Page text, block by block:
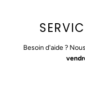
Besoin d'aide ?